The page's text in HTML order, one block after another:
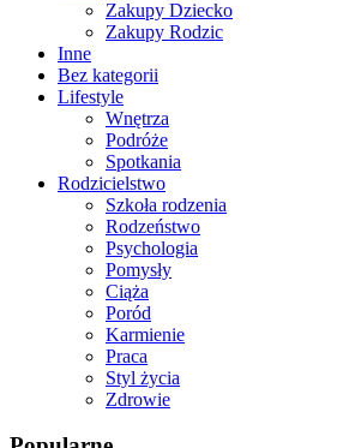
Zakupy Dziecko
Zakupy Rodzic
Inne
Bez kategorii
Lifestyle
Wnętrza
Podróże
Spotkania
Rodzicielstwo
Szkoła rodzenia
Rodzeństwo
Psychologia
Pomysły
Ciąża
Poród
Karmienie
Praca
Styl życia
Zdrowie